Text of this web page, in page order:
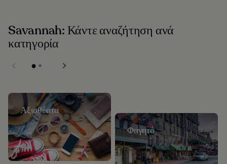
Savannah: Κάντε αναζήτηση ανά
κατηγορία
Αξιοθέατα
Φαγητό